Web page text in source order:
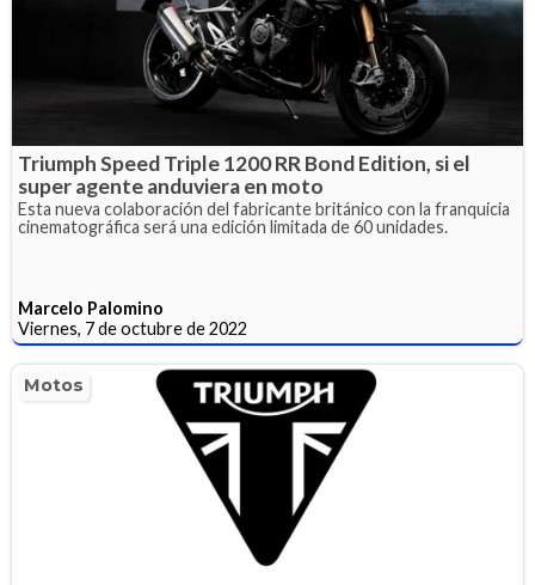
Triumph Speed Triple 1200 RR Bond Edition, si el
super agente anduviera en moto
Esta nueva colaboración del fabricante británico con la franquicia
cinematográfica será una edición limitada de 60 unidades.
Marcelo Palomino
Viernes, 7 de octubre de 2022
Motos